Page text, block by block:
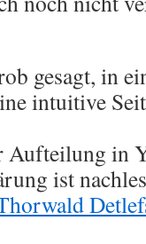
gesagt, in
intuitive
Aufteilung in
ist